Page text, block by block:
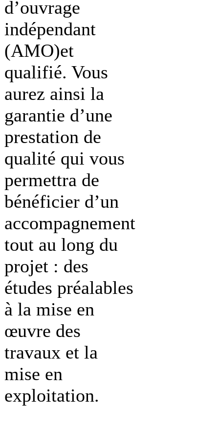
d’ouvrage
indépendant
(AMO)et
qualifié. Vous
aurez ainsi la
garantie d’une
prestation de
qualité qui vous
permettra de
bénéficier d’un
accompagnement
tout au long du
projet : des
études préalables
à la mise en
œuvre des
travaux et la
mise en
exploitation.